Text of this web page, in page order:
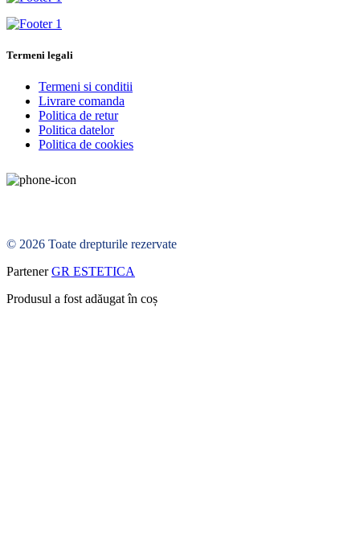
Termeni legali
Termeni si conditii
Livrare comanda
Politica de retur
Politica datelor
Politica de cookies
© 2026 Toate drepturile rezervate
PartenerGR ESTETICA
Produsul a fost adăugat în coș